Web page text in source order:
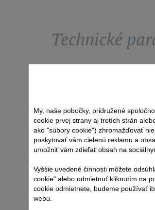
Technické
My, naše pobočky, pridružené
cookie prvej strany aj tretích strán
ako "súbory cookie") zhromažďovať
poskytovať vám cielenú reklamu a
umožniť vám zdieľať obsah na
Vyššie uvedené činnosti môžete
cookie" alebo odmietnuť kliknutím na
cookie odmietnete, budeme používať
webu.